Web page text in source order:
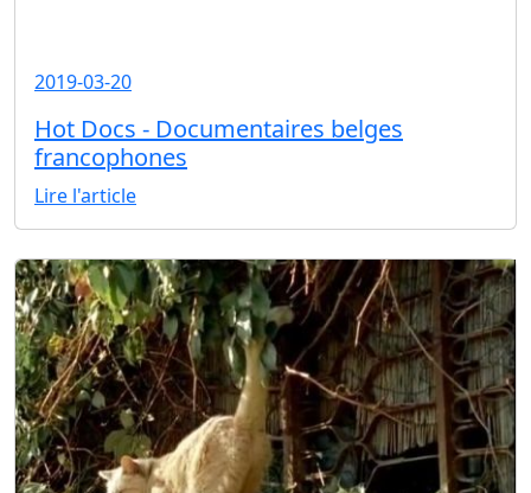
2019-03-20
Hot Docs - Documentaires belges
francophones
Lire l'article